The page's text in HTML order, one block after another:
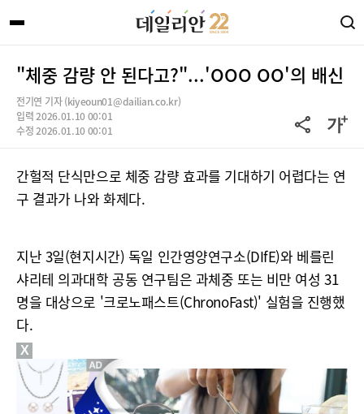
"체중 감량 안 된다고?"...'OOO OO'의 배신
전기연 기자 (kiyeoun01@dailian.co.kr)
입력 2026.01.10 00:01
수정 2026.01.10 00:01
간헐적 단식만으로 체중 감량 효과를 기대하기 어렵다는 연
구 결과가 나와 화제다.
지난 3일(현지시간) 독일 인간영양연구소(DIfE)와 베를린
샤리테 의과대학 공동 연구팀은 과체중 또는 비만 여성 31
명을 대상으로 '크로노패스트(ChronoFast)' 실험을 진행했
다.
X